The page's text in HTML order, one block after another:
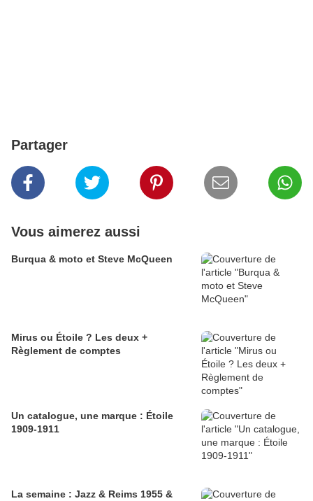
Partager
Vous aimerez aussi
Burqua & moto et Steve McQueen
Mirus ou Étoile ? Les deux +
Règlement de comptes
Un catalogue, une marque : Étoile
1909-1911
La semaine : Jazz & Reims 1955 &